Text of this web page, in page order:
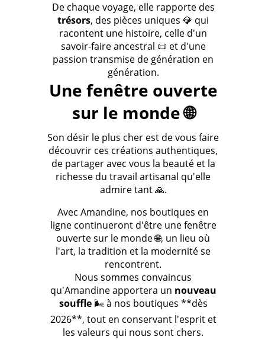
De chaque voyage, elle rapporte des
trésors, des pièces uniques 💎 qui
racontent une histoire, celle d'un
savoir-faire ancestral 📜 et d'une
passion transmise de génération en
génération.
Une fenêtre ouverte
sur le monde 🌐
Son désir le plus cher est de vous faire
découvrir ces créations authentiques,
de partager avec vous la beauté et la
richesse du travail artisanal qu'elle
admire tant 🙏.
Avec Amandine, nos boutiques en
ligne continueront d'être une fenêtre
ouverte sur le monde 🌐, un lieu où
l'art, la tradition et la modernité se
rencontrent.
Nous sommes convaincus
qu'Amandine apportera un nouveau
souffle🌬️ à nos boutiques **dès
2026**, tout en conservant l'esprit et
les valeurs qui nous sont chers.